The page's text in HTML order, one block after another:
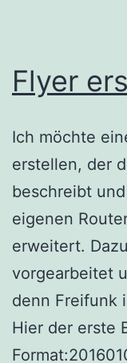
Flyer
Ich möchte
erstellen, der
beschreibt
eigenen
erweitert.
vorgearbeitet
denn Freifunk
Hier der erste